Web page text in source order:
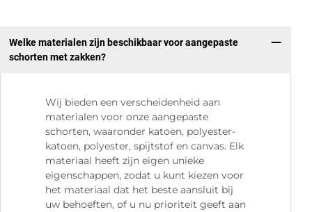
Welke materialen zijn beschikbaar voor aangepaste
schorten met zakken?
Wij bieden een verscheidenheid aan
materialen voor onze aangepaste
schorten, waaronder katoen, polyester-
katoen, polyester, spijtstof en canvas. Elk
materiaal heeft zijn eigen unieke
eigenschappen, zodat u kunt kiezen voor
het materiaal dat het beste aansluit bij
uw behoeften, of u nu prioriteit geeft aan